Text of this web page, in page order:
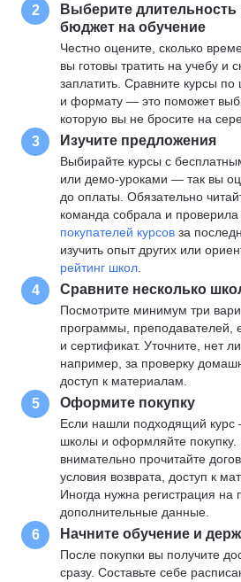
2
Выберите длительность
бюджет на обучение
Честно оцените, сколько
вы готовы тратить на учебу и
заплатить. Сравните курсы по
и формату — это поможет
которую вы не бросите на
3 Изучите предложения
Выбирайте курсы с
или демо-уроками — так вы
до оплаты. Обязательно
команда собрала и
покупателей курсов за
изучить опыт других или
рейтинг школ
4 Сравните несколько
Посмотрите минимум три
программы, преподавателей,
и сертификат. Уточните, нет
например, за проверку
доступ к материалам.
5 Оформите покупку
Если нашли подходящий курс
школы и оформляйте покупку.
внимательно прочитайте
условия возврата, доступ к
Иногда нужна регистрация
дополнительные данные.
6 Начните обучение и
После покупки вы получите
сразу. Составьте себе